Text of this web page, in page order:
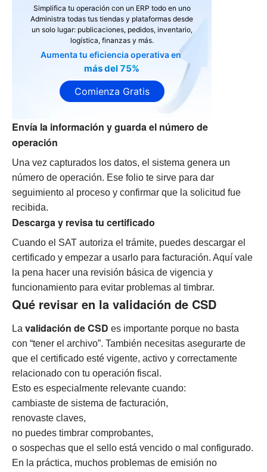
Simplifica tu operación con un ERP todo en uno
Administra todas tus tiendas y plataformas desde
un solo lugar: publicaciones, pedidos, inventario,
logística, finanzas y más.
Aumenta tu eficiencia operativa en
más del 75%
Comienza Gratis
Envía la información y guarda el número de
operación
Una vez capturados los datos, el sistema genera un
número de operación. Ese folio te sirve para dar
seguimiento al proceso y confirmar que la solicitud fue
recibida.
Descarga y revisa tu certificado
Cuando el SAT autoriza el trámite, puedes descargar el
certificado y empezar a usarlo para facturación. Aquí vale
la pena hacer una revisión básica de vigencia y
funcionamiento para evitar problemas al timbrar.
Qué revisar en la validación de CSD
La validación de CSD es importante porque no basta
con “tener el archivo”. También necesitas asegurarte de
que el certificado esté vigente, activo y correctamente
relacionado con tu operación fiscal.
Esto es especialmente relevante cuando:
cambiaste de sistema de facturación,
renovaste claves,
no puedes timbrar comprobantes,
o sospechas que el sello está vencido o mal configurado.
En la práctica, muchos problemas de emisión no